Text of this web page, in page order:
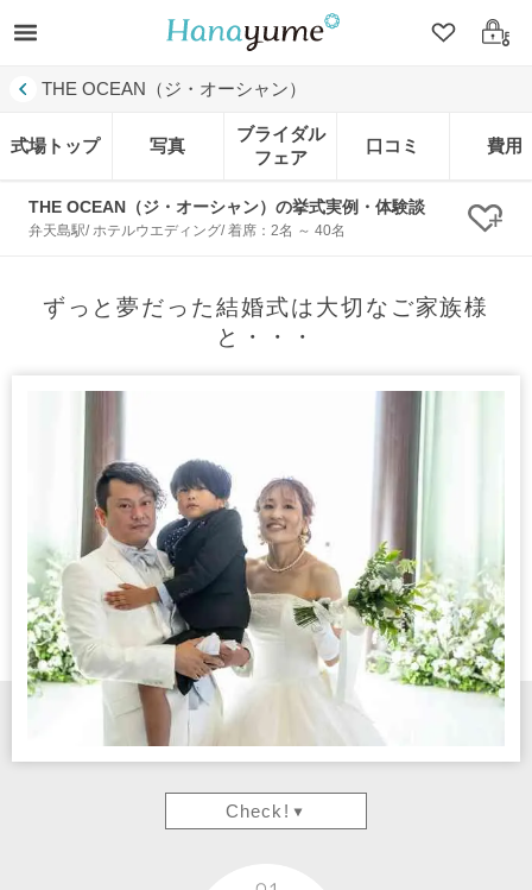
クリップ
ログ
THE OCEAN（ジ・オーシャン）
式場トップ 写真
ブライダル
フェア
口コミ 費用
THE OCEAN（ジ・オーシャン）の挙式実例・体験談
弁天島駅/ ホテルウエディング/ 着席：2名 ～ 40名 ク
ずっと夢だった結婚式は大切なご家族様
と・・・
Check!